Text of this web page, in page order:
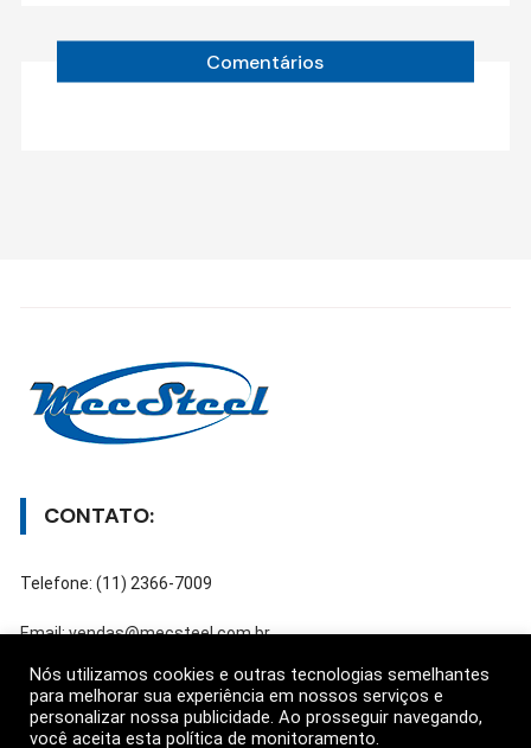
Comentários
CONTATO:
Telefone: (11) 2366-7009
Email: vendas@mecsteel.com.br
ATENDIMENTO:
Nós utilizamos cookies e outras tecnologias semelhantes
para melhorar sua experiência em nossos serviços e
personalizar nossa publicidade. Ao prosseguir navegando,
você aceita esta política de monitoramento.